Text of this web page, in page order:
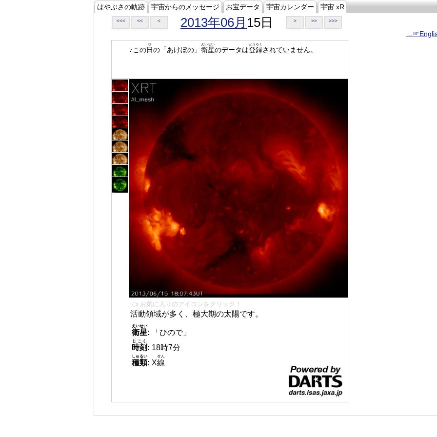
はやぶさの軌跡 宇宙からのメッセージ お宝データ 宇宙カレンダー 宇宙 xR
<<< << < 2013年06月 15日 > >> >>>
♪この日
ひ
の「あけぼの」 衛星
えいせい
のデータは登録
とうろく
されていません。
👈 お気に入りのアイコンをクリック！
活動領域が多く、極大期の太陽です。
衛星
えいせい
:
「ひので」
時刻
じこく
: 18時7分
種類
しゅるい
: X線
せん